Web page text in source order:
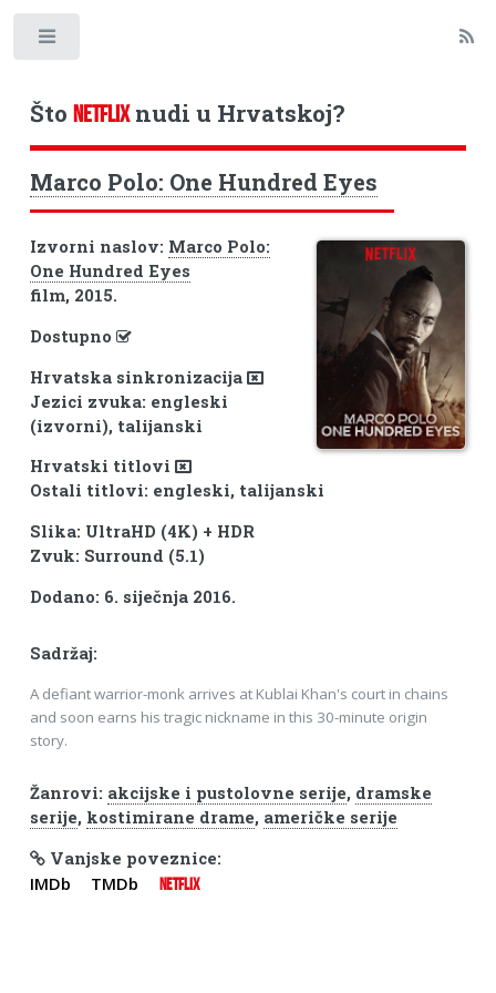
Što NETFLIXnudi u Hrvatskoj?
Marco Polo: One Hundred Eyes
Izvorni naslov: Marco Polo:
One Hundred Eyes
film, 2015.
Dostupno
Hrvatska sinkronizacija
Jezici zvuka: engleski
(izvorni), talijanski
Hrvatski titlovi
Ostali titlovi: engleski, talijanski
Slika: UltraHD (4K) + HDR
Zvuk: Surround (5.1)
Dodano: 6. siječnja 2016.
Sadržaj:
A defiant warrior-monk arrives at Kublai Khan's court in chains
and soon earns his tragic nickname in this 30-minute origin
story.
Žanrovi: akcijske i pustolovne serije, dramske
serije, kostimirane drame, američke serije
Vanjske poveznice:
IMDb TMDb NETFLIX